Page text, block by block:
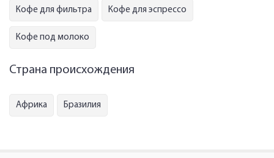
Кофе для фильтра Кофе для эспрессо
Кофе под молоко
Страна происхождения
Африка Бразилия